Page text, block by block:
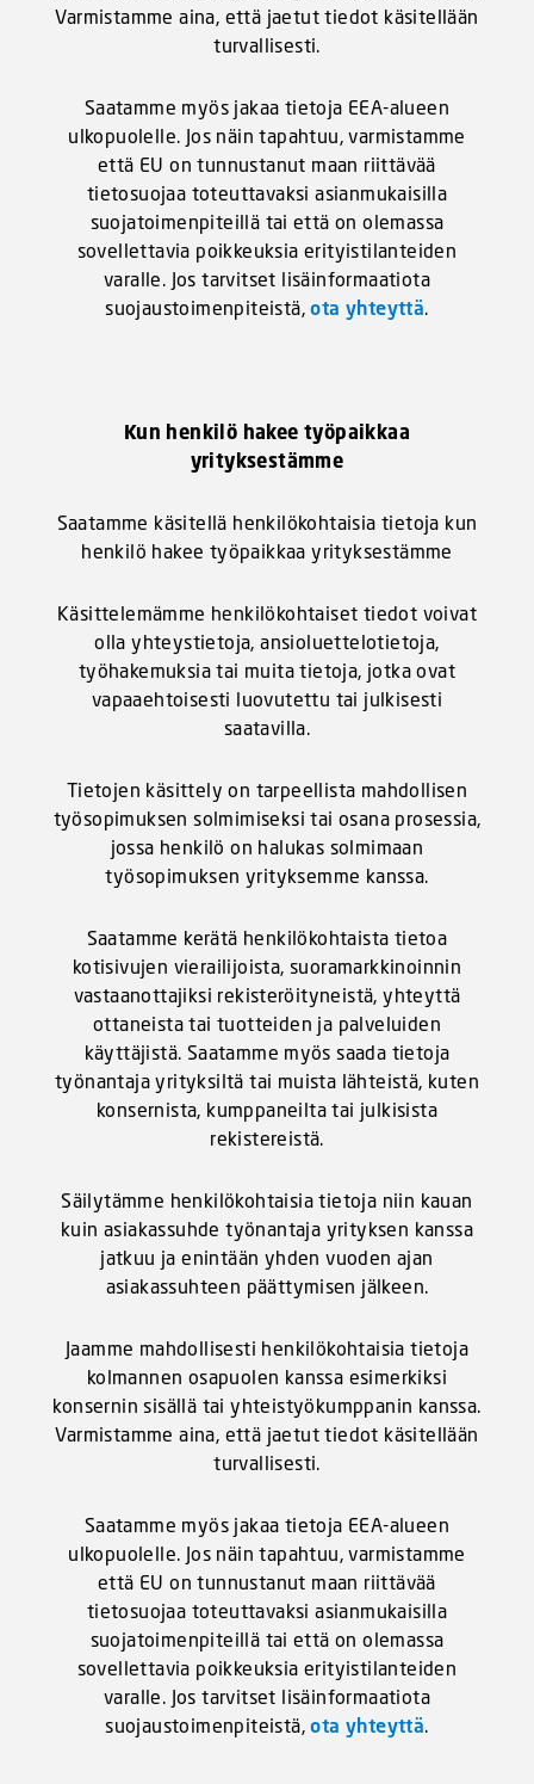
Varmistamme aina, että jaetut tiedot käsitellään
turvallisesti.
Saatamme myös jakaa tietoja EEA-alueen
ulkopuolelle. Jos näin tapahtuu, varmistamme
että EU on tunnustanut maan riittävää
tietosuojaa toteuttavaksi asianmukaisilla
suojatoimenpiteillä tai että on olemassa
sovellettavia poikkeuksia erityistilanteiden
varalle. Jos tarvitset lisäinformaatiota
suojaustoimenpiteistä,ota yhteyttä
Kun henkilö hakee työpaikkaa
yrityksestämme
Saatamme käsitellä henkilökohtaisia tietoja kun
henkilö hakee työpaikkaa yrityksestämme
Käsittelemämme henkilökohtaiset tiedot voivat
olla yhteystietoja, ansioluettelotietoja,
työhakemuksia tai muita tietoja, jotka ovat
vapaaehtoisesti luovutettu tai julkisesti
saatavilla.
Tietojen käsittely on tarpeellista mahdollisen
työsopimuksen solmimiseksi tai osana prosessia,
jossa henkilö on halukas solmimaan
työsopimuksen yrityksemme kanssa.
Saatamme kerätä henkilökohtaista tietoa
kotisivujen vierailijoista, suoramarkkinoinnin
vastaanottajiksi rekisteröityneistä, yhteyttä
ottaneista tai tuotteiden ja palveluiden
käyttäjistä. Saatamme myös saada tietoja
työnantaja yrityksiltä tai muista lähteistä, kuten
konsernista, kumppaneilta tai julkisista
rekistereistä.
Säilytämme henkilökohtaisia tietoja niin kauan
kuin asiakassuhde työnantaja yrityksen kanssa
jatkuu ja enintään yhden vuoden ajan
asiakassuhteen päättymisen jälkeen.
Jaamme mahdollisesti henkilökohtaisia tietoja
kolmannen osapuolen kanssa esimerkiksi
konsernin sisällä tai yhteistyökumppanin kanssa.
Varmistamme aina, että jaetut tiedot käsitellään
turvallisesti.
Saatamme myös jakaa tietoja EEA-alueen
ulkopuolelle. Jos näin tapahtuu, varmistamme
että EU on tunnustanut maan riittävää
tietosuojaa toteuttavaksi asianmukaisilla
suojatoimenpiteillä tai että on olemassa
sovellettavia poikkeuksia erityistilanteiden
varalle. Jos tarvitset lisäinformaatiota
suojaustoimenpiteistä,ota yhteyttä